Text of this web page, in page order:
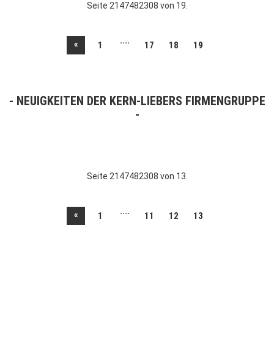
Seite 2147482308 von 19.
« 1 .... 17 18 19
NEUIGKEITEN DER KERN-LIEBERS FIRMENGRUPPE
Seite 2147482308 von 13.
« 1 .... 11 12 13